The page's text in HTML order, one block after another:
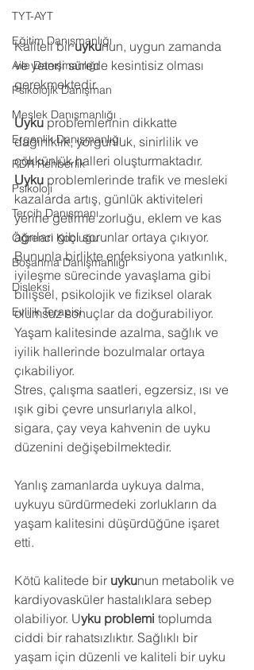
TYT-AYT
Eğitim Danışmanlığı
Aile Danışmanlığı
Psikolojik Danışman
Meslek Danışmanlığı
Ergenlik Danışmanlığı
PDR Rehberlik
Psikoloji
Tercih Danışmanı
Öğrenci Koçluğu
Boşanma Danışmanlığı
Disleksi
Evlilik Terapisi
Kaliteli bir uykunun, uygun zamanda
ve yeterli sürede kesintisiz olması
gerekmektedir.
Uyku problemlerinin dikkatte
dağınıklık, yorgunluk, sinirlilik ve
çökkünlük halleri oluşturmaktadır.
Uyku problemlerinde trafik ve mesleki
kazalarda artış, günlük aktiviteleri
yerine getirme zorluğu, eklem ve kas
ağrıları gibi sorunlar ortaya çıkıyor.
Bununla birlikte enfeksiyona yatkınlık,
iyileşme sürecinde yavaşlama gibi
bilişsel, psikolojik ve fiziksel olarak
olumsuz sonuçlar da doğurabiliyor.
Yaşam kalitesinde azalma, sağlık ve
iyilik hallerinde bozulmalar ortaya
çıkabiliyor.
Stres, çalışma saatleri, egzersiz, ısı ve
ışık gibi çevre unsurlarıyla alkol,
sigara, çay veya kahvenin de uyku
düzenini değişebilmektedir.
Yanlış zamanlarda uykuya dalma,
uykuyu sürdürmedeki zorlukların da
yaşam kalitesini düşürdüğüne işaret
etti.
Kötü kalitede bir uykunun metabolik ve
kardiyovasküler hastalıklara sebep
olabiliyor. Uyku problemi toplumda
ciddi bir rahatsızlıktır. Sağlıklı bir
yaşam için düzenli ve kaliteli bir uyku